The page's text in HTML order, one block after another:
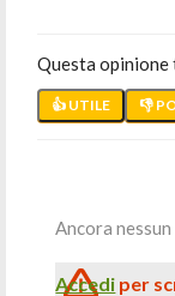
Questa
👍 UTILE 👎
Ancora
Accedi per